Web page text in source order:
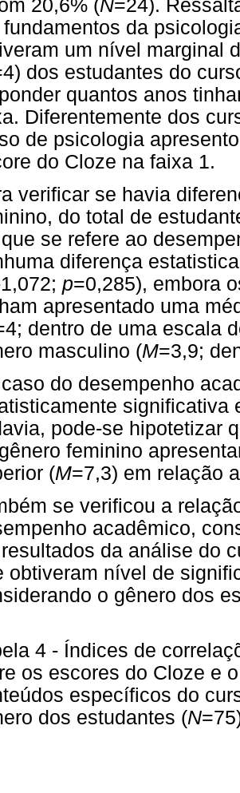
20,6% (N=24).
fundamentos da
um nível marginal
dos estudantes do
quantos anos
Diferentemente dos
de psicologia
do Cloze na faixa 1.
verificar se havia
do total de
se refere ao
diferença
p=0,285), embora
apresentado uma
dentro de uma escala
masculino (M=3,9;
do desempenho
significativa
pode-se hipotetizar
feminino
(M=7,3) em relação
se verificou a
acadêmico,
da análise do
obtiveram nível de
o gênero dos
4 - Índices de
os escores do Cloze e
específicos do
dos estudantes (N